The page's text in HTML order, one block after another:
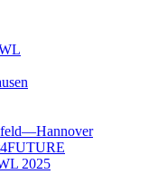
2025